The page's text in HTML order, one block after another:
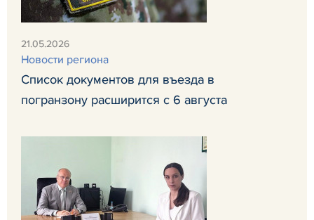
21.05.2026
Новости региона
Список документов для въезда в
погранзону расширится с 6 августа